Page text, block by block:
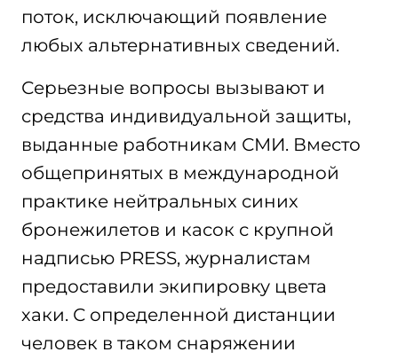
поток, исключающий появление
любых альтернативных сведений.
Серьезные вопросы вызывают и
средства индивидуальной защиты,
выданные работникам СМИ. Вместо
общепринятых в международной
практике нейтральных синих
бронежилетов и касок с крупной
надписью PRESS, журналистам
предоставили экипировку цвета
хаки. С определенной дистанции
человек в таком снаряжении